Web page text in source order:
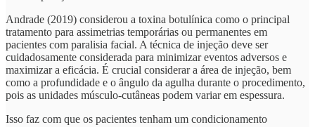
Andrade (2019) considerou a toxina botulínica como o principal
tratamento para assimetrias temporárias ou permanentes em
pacientes com paralisia facial. A técnica de injeção deve ser
cuidadosamente considerada para minimizar eventos adversos e
maximizar a eficácia. É crucial considerar a área de injeção, bem
como a profundidade e o ângulo da agulha durante o procedimento,
pois as unidades músculo-cutâneas podem variar em espessura.
Isso faz com que os pacientes tenham um condicionamento